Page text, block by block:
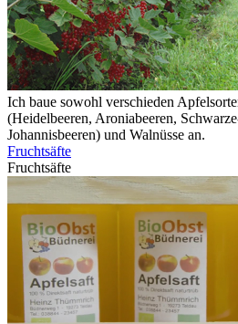
Ich baue sowohl verschieden
(Heidelbeeren, Aroniabeeren,
Johannisbeeren) und Walnüsse an.
Fruchtsäfte
Fruchtsäfte